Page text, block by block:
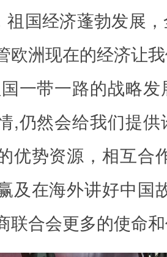
国经济蓬勃发展，
欧洲现在的经济让
一带一路的战略
,仍然会给我们提
优势资源，相互合
及在海外讲好中国
联合会更多的使命